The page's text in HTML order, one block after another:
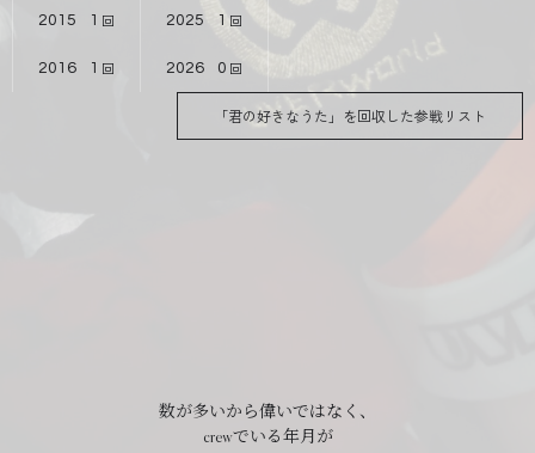
2015 1
2016 1
2025 1
2026 0
「君の好きなうた」を回収した参戦リスト
数が多いから偉いではなく、
crewでいる年月が